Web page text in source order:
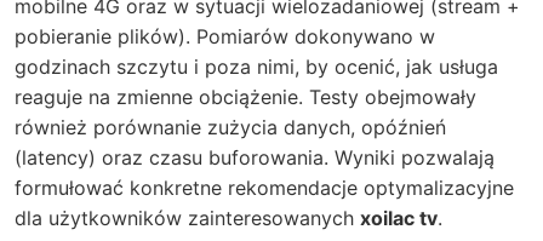
mobilne 4G oraz w sytuacji wielozadaniowej (stream +
pobieranie plików). Pomiarów dokonywano w
godzinach szczytu i poza nimi, by ocenić, jak usługa
reaguje na zmienne obciążenie. Testy obejmowały
również porównanie zużycia danych, opóźnień
(latency) oraz czasu buforowania. Wyniki pozwalają
formułować konkretne rekomendacje optymalizacyjne
dla użytkowników zainteresowanych xoilac tv.